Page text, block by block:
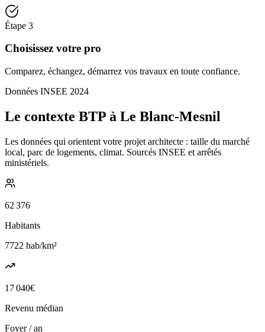
Étape 3
Choisissez votre pro
Comparez, échangez, démarrez vos travaux en toute confiance.
Données INSEE 2024
Le contexte BTP à Le Blanc-Mesnil
Les données qui orientent votre projet architecte : taille du marché
local, parc de logements, climat. Sourcés INSEE et arrêtés
ministériels.
62 376
Habitants
7722 hab/km²
17 040€
Revenu médian
Foyer / an